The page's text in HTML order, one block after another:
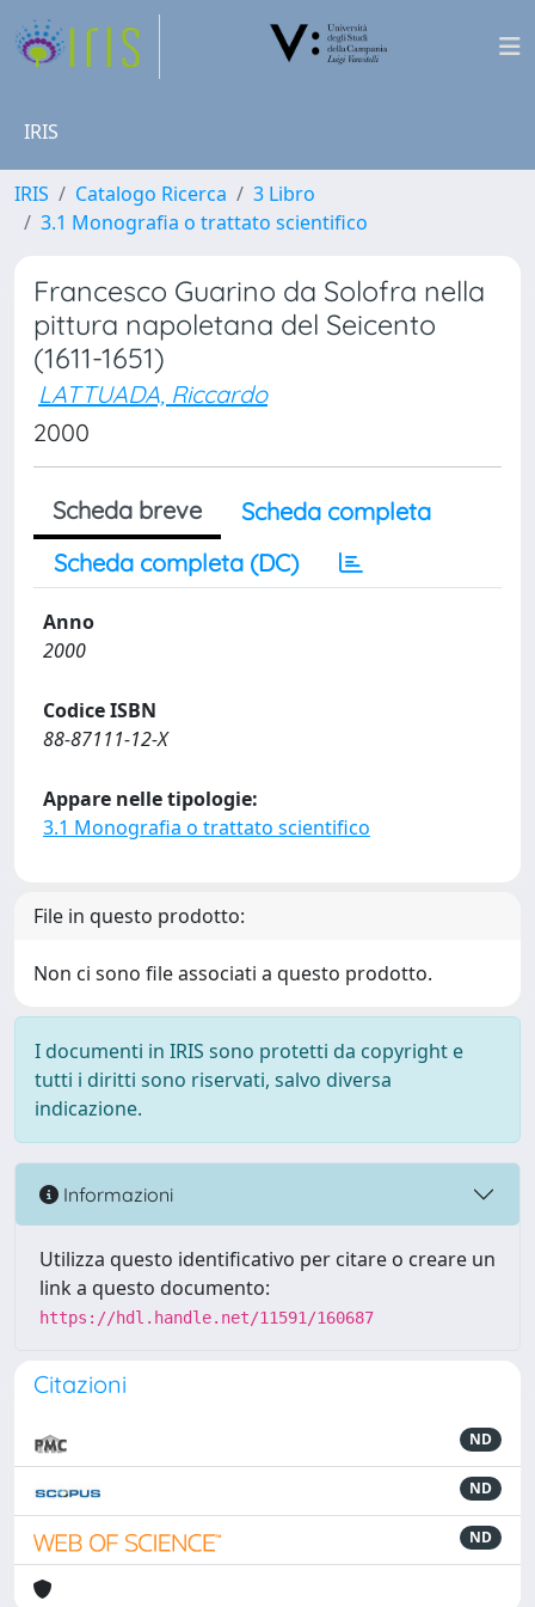
IRIS
IRIS Catalogo Ricerca
3 Libro
3.1 Monografia o trattato scientifico
Francesco Guarino da Solofra nella
pittura napoletana del Seicento
(1611-1651)
LATTUADA, Riccardo
2000
Scheda breve
Scheda completa
Scheda completa (DC)
Anno
2000
Codice ISBN
88-87111-12-X
Appare nelle tipologie:
3.1 Monografia o trattato scientifico
File in questo prodotto:
Non ci sono file associati a questo prodotto.
I documenti in IRIS sono protetti da copyright e
tutti i diritti sono riservati, salvo diversa
indicazione.
Informazioni
Utilizza questo identificativo per citare o creare un
link a questo documento:
https://hdl.handle.net/11591/160687
Citazioni
ND
ND
ND